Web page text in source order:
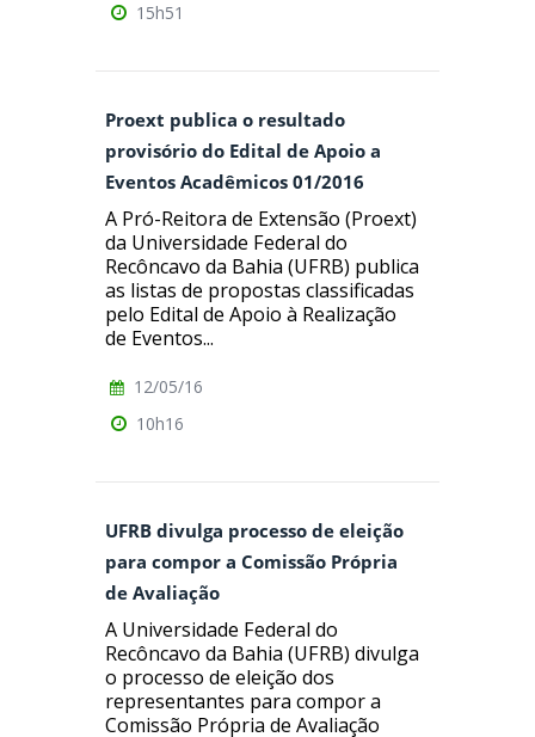
15h51
Proext publica o resultado
provisório do Edital de Apoio a
Eventos Acadêmicos 01/2016
A Pró-Reitora de Extensão (Proext)
da Universidade Federal do
Recôncavo da Bahia (UFRB) publica
as listas de propostas classificadas
pelo Edital de Apoio à Realização
de Eventos...
12/05/16
10h16
UFRB divulga processo de eleição
para compor a Comissão Própria
de Avaliação
A Universidade Federal do
Recôncavo da Bahia (UFRB) divulga
o processo de eleição dos
representantes para compor a
Comissão Própria de Avaliação